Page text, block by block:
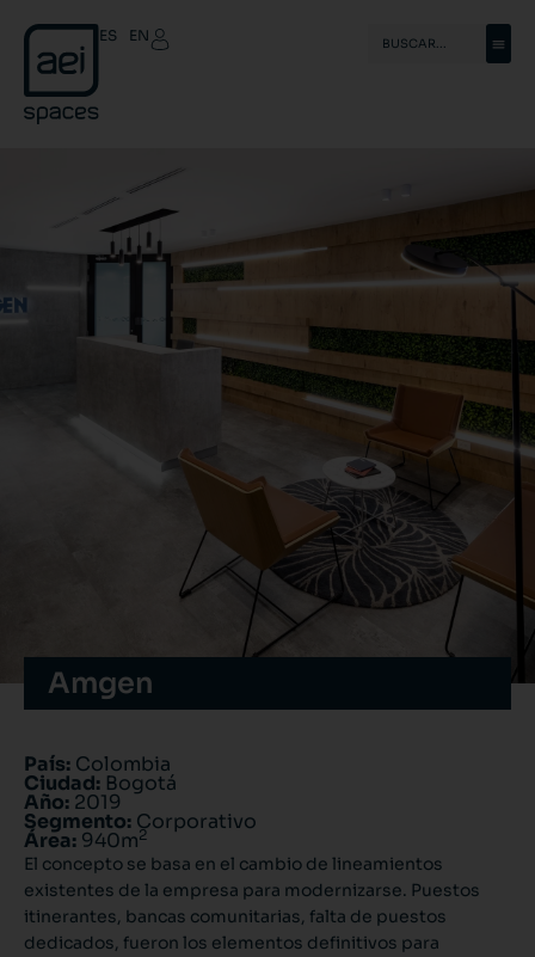
ES EN
Amgen
País: Colombia
Ciudad: Bogotá
Año: 2019
Segmento: Corporativo
Área: 940m2
El concepto se basa en el cambio de lineamientos
existentes de la empresa para modernizarse. Puestos
itinerantes, bancas comunitarias, falta de puestos
dedicados, fueron los elementos definitivos para